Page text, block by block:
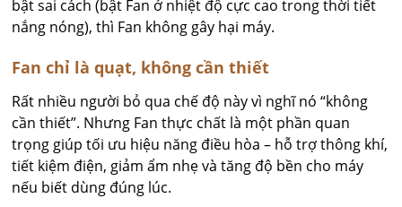
bật sai cách (bật Fan ở nhiệt độ cực cao trong thời tiết
nắng nóng), thì Fan không gây hại máy.
Fan chỉ là quạt, không cần thiết
Rất nhiều người bỏ qua chế độ này vì nghĩ nó “không
cần thiết”. Nhưng Fan thực chất là một phần quan
trọng giúp tối ưu hiệu năng điều hòa – hỗ trợ thông khí,
tiết kiệm điện, giảm ẩm nhẹ và tăng độ bền cho máy
nếu biết dùng đúng lúc.